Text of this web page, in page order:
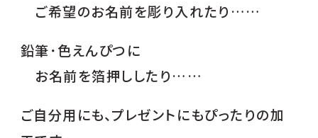
ミウィ橋本店
アトレ目黒店
アトレ恵比寿店
アトレ亀戸店
ご希望のお名前を彫り入れたり……
鉛筆･色えんぴつに
お名前を箔押ししたり……
ご自分用にも、プレゼントにもぴったりの加